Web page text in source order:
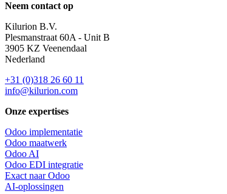
Neem contact op
Kilurion B.V.
Plesmanstraat 60A - Unit B
3905 KZ Veenendaal
Nederland
+31 (0)318 26 60 11
info@kilurion.com
Onze expertises
Odoo implementatie
Odoo maatwerk
Odoo AI
Odoo EDI integratie
Exact naar Odoo
AI-oplossingen